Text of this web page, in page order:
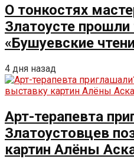
О тонкостях
Златоусте
«Бушуевские
4 дня назад
Арт-терапевта
Златоустовцев
картин Алёны